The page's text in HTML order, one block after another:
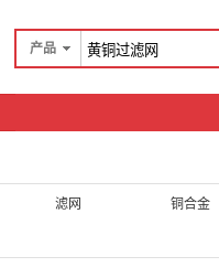
产品
滤网 铜合金